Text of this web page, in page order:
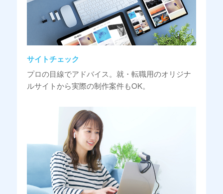
サイトチェック
プロの目線でアドバイス。就・転職用のオリジナ
ルサイトから実際の制作案件もOK。